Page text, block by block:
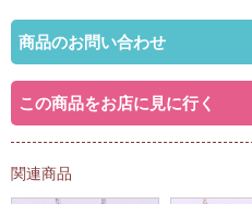
商品のお問い合わせ
この商品をお店に見に行く
関連商品